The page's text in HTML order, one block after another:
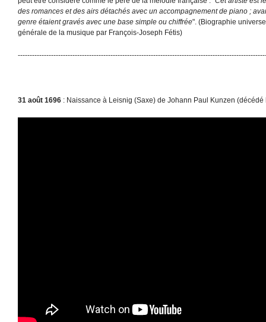
des romances et des airs détachés avec un accompagnement de piano ;
genre étaient gravés avec une base simple ou chiffrée". (Biographie
générale de la musique par François-Joseph Fétis)
31 août 1696 : Naissance à Leisnig (Saxe) de Johann Paul Kunzen (décédé